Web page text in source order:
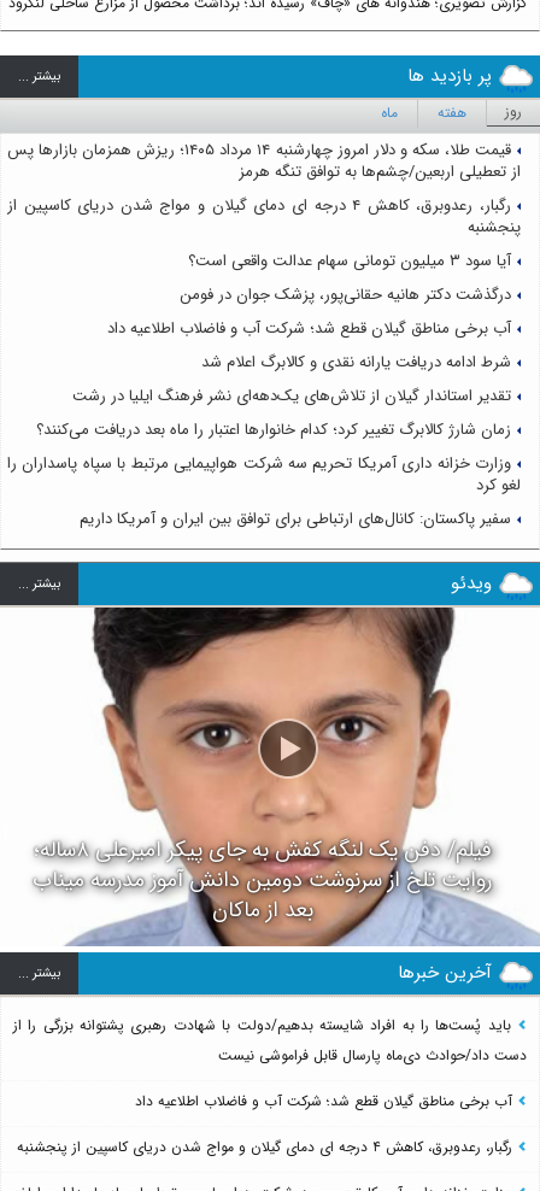
پر بازدید ها بيشتر ...
روز هفته ماه
قیمت طلا، سکه و دلار امروز چهارشنبه ۱۴ مرداد ۱۴۰۵؛ ریزش همزمان بازارها پس
از تعطیلی اربعین/چشم‌ها به توافق تنگه هرمز
رگبار، رعدوبرق، کاهش ۴ درجه ای دمای گیلان و مواج شدن دریای کاسپین از
پنجشنبه
آیا سود ۳ میلیون تومانی سهام عدالت واقعی است؟
درگذشت دکتر هانیه حقانی‌پور، پزشک جوان در فومن
آب برخی مناطق گیلان قطع شد؛ شرکت آب و فاضلاب اطلاعیه داد
شرط ادامه دریافت یارانه نقدی و کالابرگ اعلام شد
تقدیر استاندار گیلان از تلاش‌های یک‌دهه‌ای نشر فرهنگ ایلیا در رشت
زمان شارژ کالابرگ تغییر کرد؛ کدام خانوارها اعتبار را ماه بعد دریافت می‌کنند؟
وزارت خزانه داری آمریکا تحریم سه شرکت هواپیمایی مرتبط با سپاه پاسداران را
لغو کرد
سفیر پاکستان: کانال‌های ارتباطی برای توافق بین ایران و آمریکا داریم
ویدئو بيشتر ...
فیلم/ دفن یک لنگه کفش به جای پیکر امیرعلی ۸ساله؛
روایت تلخ از سرنوشت دومین دانش آموز مدرسه میناب
بعد از ماکان
آخرین خبرها بيشتر ...
باید پُست‌ها را به افراد شایسته بدهیم/دولت با شهادت رهبری پشتوانه بزرگی را از
دست داد/حوادث دی‌ماه پارسال قابل فراموشی نیست
آب برخی مناطق گیلان قطع شد؛ شرکت آب و فاضلاب اطلاعیه داد
رگبار، رعدوبرق، کاهش ۴ درجه ای دمای گیلان و مواج شدن دریای کاسپین از پنجشنبه